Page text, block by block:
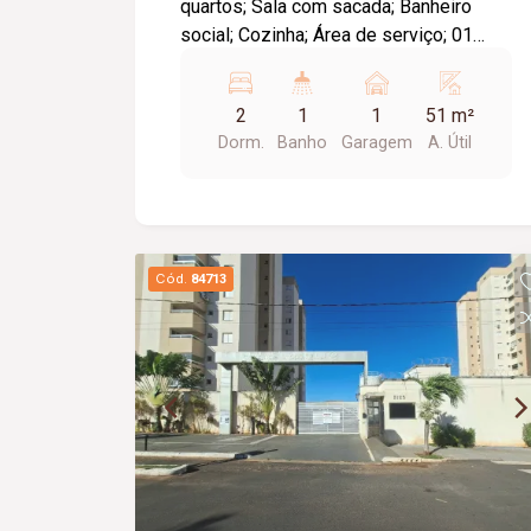
quartos; Sala com sacada; Banheiro
social; Cozinha; Área de serviço; 01
Piso em cerâmica; Ambientes
funcionais e bem distribuídos,
proporcionando conforto e praticidade
gás inclusos.
2
Dorm.
1
Banho
1
Garagem
51 m²
A. Útil
Cód. 84713